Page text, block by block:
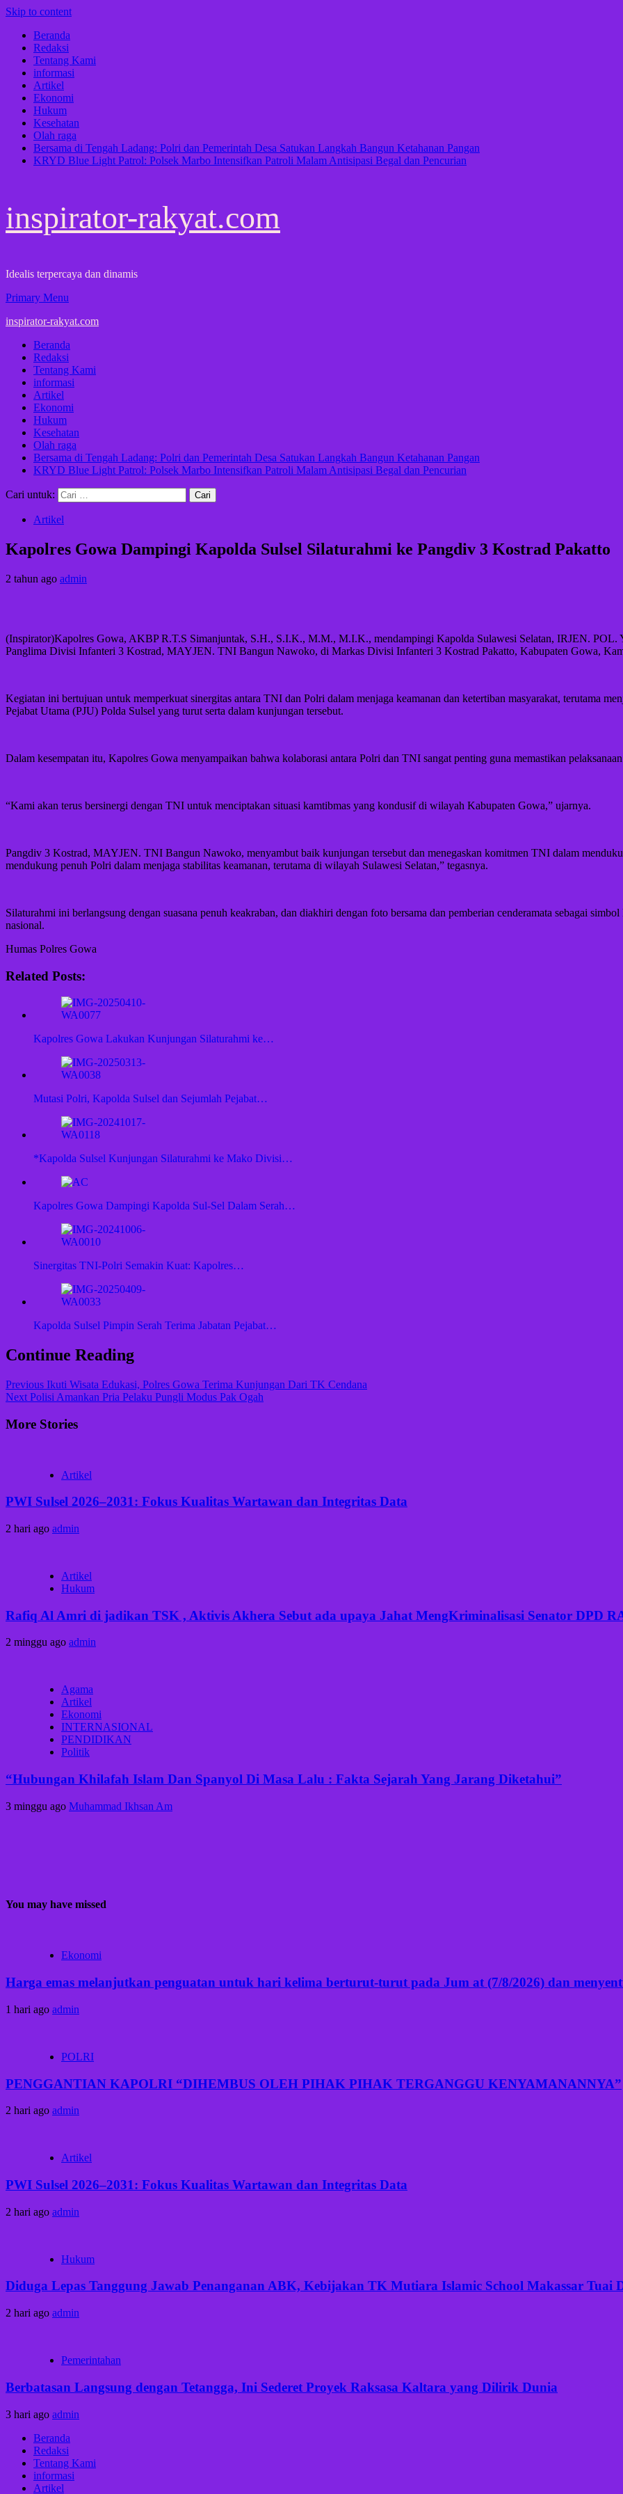
Skip to content
Beranda
Redaksi
Tentang Kami
informasi
Artikel
Ekonomi
Hukum
Kesehatan
Olah raga
Bersama di Tengah Ladang: Polri dan Pemerintah Desa Satukan Langkah Bangun Ketahanan Pangan
KRYD Blue Light Patrol: Polsek Marbo Intensifkan Patroli Malam Antisipasi Begal dan Pencurian
inspirator-rakyat.com
Idealis terpercaya dan dinamis
Primary Menu
inspirator-rakyat.com
Beranda
Redaksi
Tentang Kami
informasi
Artikel
Ekonomi
Hukum
Kesehatan
Olah raga
Bersama di Tengah Ladang: Polri dan Pemerintah Desa Satukan Langkah Bangun Ketahanan Pangan
KRYD Blue Light Patrol: Polsek Marbo Intensifkan Patroli Malam Antisipasi Begal dan Pencurian
Cari untuk:
Artikel
Kapolres Gowa Dampingi Kapolda Sulsel Silaturahmi ke Pangdiv 3 Kostrad Pakatto
2 tahun ago admin
(Inspirator)Kapolres Gowa, AKBP R.T.S Simanjuntak, S.H., S.I.K., M.M., M.I.K., mendampingi Kapolda Sulawesi Selatan, IRJEN.
Panglima Divisi Infanteri 3 Kostrad, MAYJEN. TNI Bangun Nawoko, di Markas Divisi Infanteri 3 Kostrad Pakatto, Kabupaten Gowa,
Kegiatan ini bertujuan untuk memperkuat sinergitas antara TNI dan Polri dalam menjaga keamanan dan ketertiban masyarakat, terutama
Pejabat Utama (PJU) Polda Sulsel yang turut serta dalam kunjungan tersebut.
Dalam kesempatan itu, Kapolres Gowa menyampaikan bahwa kolaborasi antara Polri dan TNI sangat penting guna memastikan
“Kami akan terus bersinergi dengan TNI untuk menciptakan situasi kamtibmas yang kondusif di wilayah Kabupaten Gowa,” ujarnya.
Pangdiv 3 Kostrad, MAYJEN. TNI Bangun Nawoko, menyambut baik kunjungan tersebut dan menegaskan komitmen TNI dalam
mendukung penuh Polri dalam menjaga stabilitas keamanan, terutama di wilayah Sulawesi Selatan,” tegasnya.
Silaturahmi ini berlangsung dengan suasana penuh keakraban, dan diakhiri dengan foto bersama dan pemberian cenderamata sebagai
nasional.
Humas Polres Gowa
Related Posts:
Kapolres Gowa Lakukan Kunjungan Silaturahmi ke…
Mutasi Polri, Kapolda Sulsel dan Sejumlah Pejabat…
*Kapolda Sulsel Kunjungan Silaturahmi ke Mako Divisi…
Kapolres Gowa Dampingi Kapolda Sul-Sel Dalam Serah…
Sinergitas TNI-Polri Semakin Kuat: Kapolres…
Kapolda Sulsel Pimpin Serah Terima Jabatan Pejabat…
Continue Reading
Previous Ikuti Wisata Edukasi, Polres Gowa Terima Kunjungan Dari TK Cendana
Next Polisi Amankan Pria Pelaku Pungli Modus Pak Ogah
More Stories
Artikel
PWI Sulsel 2026–2031: Fokus Kualitas Wartawan dan Integritas Data
2 hari ago admin
Artikel
Hukum
Rafiq Al Amri di jadikan TSK , Aktivis Akhera Sebut ada upaya Jahat MengKriminalisasi Senator DPD
2 minggu ago admin
Agama
Artikel
Ekonomi
INTERNASIONAL
PENDIDIKAN
Politik
“Hubungan Khilafah Islam Dan Spanyol Di Masa Lalu : Fakta Sejarah Yang Jarang Diketahui”
3 minggu ago Muhammad Ikhsan Am
You may have missed
Ekonomi
Harga emas melanjutkan penguatan untuk hari kelima berturut-turut pada Jum at (7/8/2026) dan
1 hari ago admin
POLRI
PENGGANTIAN KAPOLRI “DIHEMBUS OLEH PIHAK PIHAK TERGANGGU KENYAMANANNYA”
2 hari ago admin
Artikel
PWI Sulsel 2026–2031: Fokus Kualitas Wartawan dan Integritas Data
2 hari ago admin
Hukum
Diduga Lepas Tanggung Jawab Penanganan ABK, Kebijakan TK Mutiara Islamic School Makassar Tuai
2 hari ago admin
Pemerintahan
Berbatasan Langsung dengan Tetangga, Ini Sederet Proyek Raksasa Kaltara yang Dilirik Dunia
3 hari ago admin
Beranda
Redaksi
Tentang Kami
informasi
Artikel